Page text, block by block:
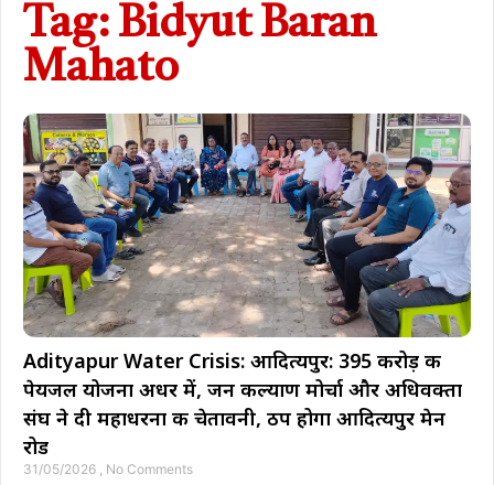
Tag: Bidyut Baran
Mahato
Adityapur Water Crisis: आदित्यपुर: ₹395 करोड़ की
पेयजल योजना अधर में, जन कल्याण मोर्चा और अधिवक्ता
संघ ने दी महाधरना की चेतावनी, ठप होगा आदित्यपुर मेन
रोड
31/05/2026 No Comments